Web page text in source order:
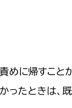
めに帰すこと
ったときは、